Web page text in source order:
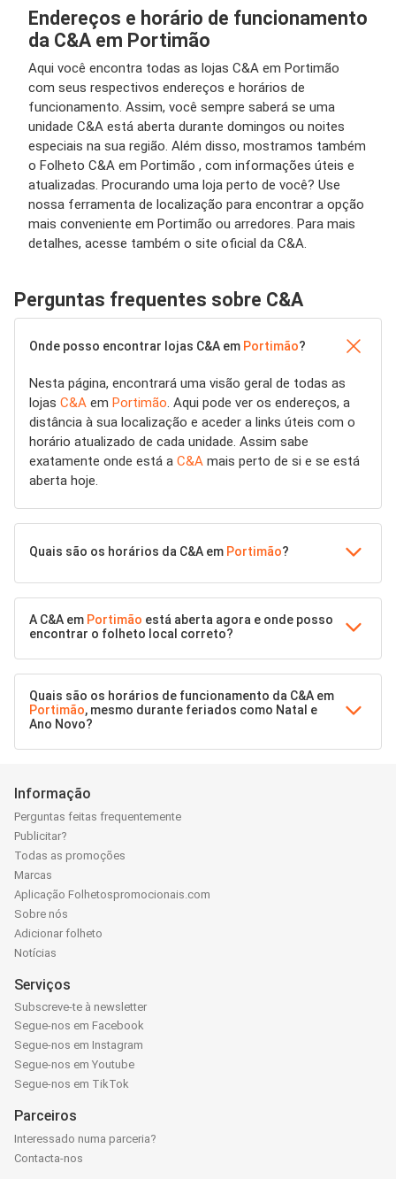
Endereços e horário de funcionamento
da C&A em Portimão
Aqui você encontra todas as lojas C&A em Portimão
com seus respectivos endereços e horários de
funcionamento. Assim, você sempre saberá se uma
unidade C&A está aberta durante domingos ou noites
especiais na sua região. Além disso, mostramos também
o Folheto C&A em Portimão , com informações úteis e
atualizadas. Procurando uma loja perto de você? Use
nossa ferramenta de localização para encontrar a opção
mais conveniente em Portimão ou arredores. Para mais
detalhes, acesse também o site oficial da C&A.
Perguntas frequentes sobre C&A
Onde posso encontrar lojas C&A em Portimão?
Nesta página, encontrará uma visão geral de todas as
lojas C&A em Portimão. Aqui pode ver os endereços, a
distância à sua localização e aceder a links úteis com o
horário atualizado de cada unidade. Assim sabe
exatamente onde está a C&A mais perto de si e se está
aberta hoje.
Quais são os horários da C&A em Portimão?
A C&A em Portimão está aberta agora e onde posso
encontrar o folheto local correto?
Quais são os horários de funcionamento da C&A em
Portimão, mesmo durante feriados como Natal e
Ano Novo?
Informação
Perguntas feitas frequentemente
Publicitar?
Todas as promoções
Marcas
Aplicação Folhetospromocionais.com
Sobre nós
Adicionar folheto
Notícias
Serviços
Subscreve-te à newsletter
Segue-nos em Facebook
Segue-nos em Instagram
Segue-nos em Youtube
Segue-nos em TikTok
Parceiros
Interessado numa parceria?
Contacta-nos